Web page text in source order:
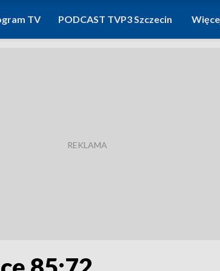
TV PODCAST TVP3 Szczecin